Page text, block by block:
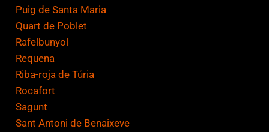
Puig de Santa Maria
Quart de Poblet
Rafelbunyol
Requena
Riba-roja de Túria
Rocafort
Sagunt
Sant Antoni de Benaixeve